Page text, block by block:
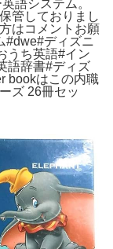
語システム。
管しておりまし
はコメントお願
#dwe#ディズニ
うち英語#イン
語辞書#ディズ
bookはこの内職
ズ 26冊セッ